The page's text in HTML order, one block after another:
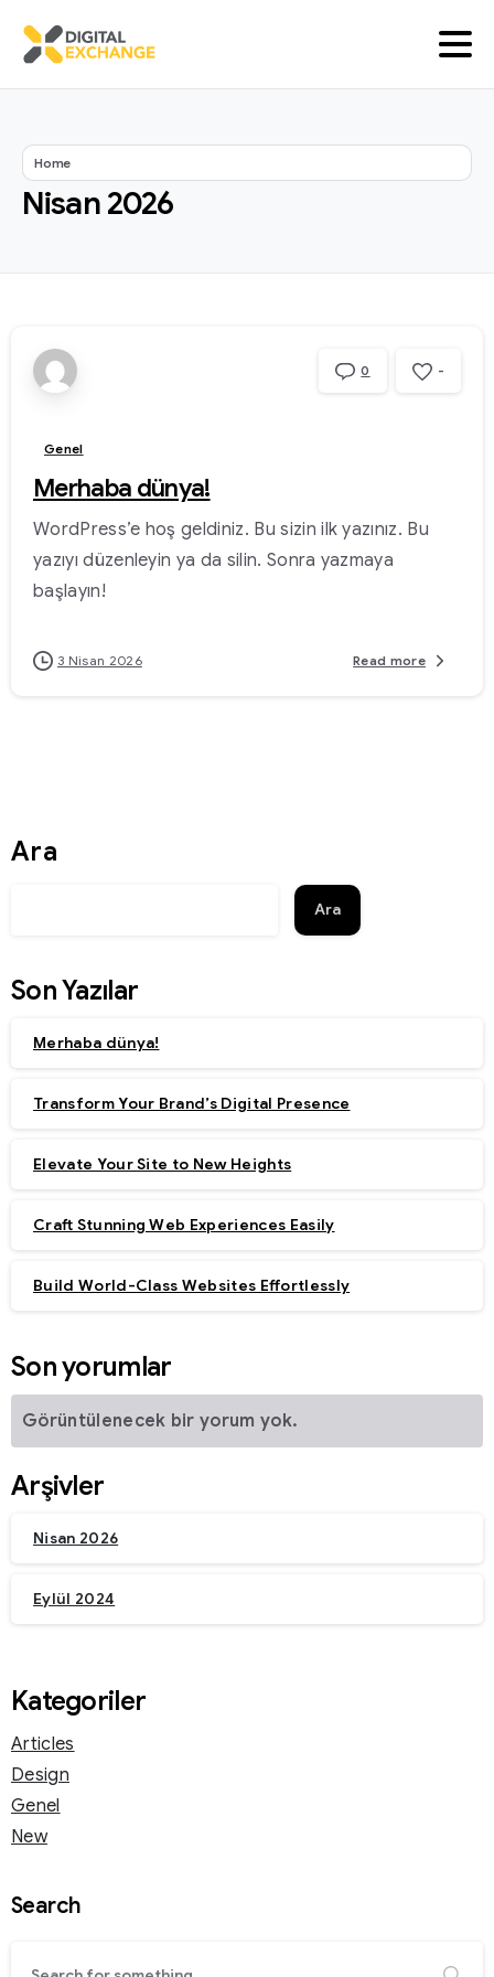
Home
Nisan 2026
0 -
Genel
Merhaba dünya!
WordPress’e hoş geldiniz. Bu sizin ilk yazınız. Bu
yazıyı düzenleyin ya da silin. Sonra yazmaya
başlayın!
3 Nisan 2026 Read more
Ara
Ara
Son Yazılar
Merhaba dünya!
Transform Your Brand’s Digital Presence
Elevate Your Site to New Heights
Craft Stunning Web Experiences Easily
Build World-Class Websites Effortlessly
Son yorumlar
Görüntülenecek bir yorum yok.
Arşivler
Nisan 2026
Eylül 2024
Kategoriler
Articles
Design
Genel
New
Search